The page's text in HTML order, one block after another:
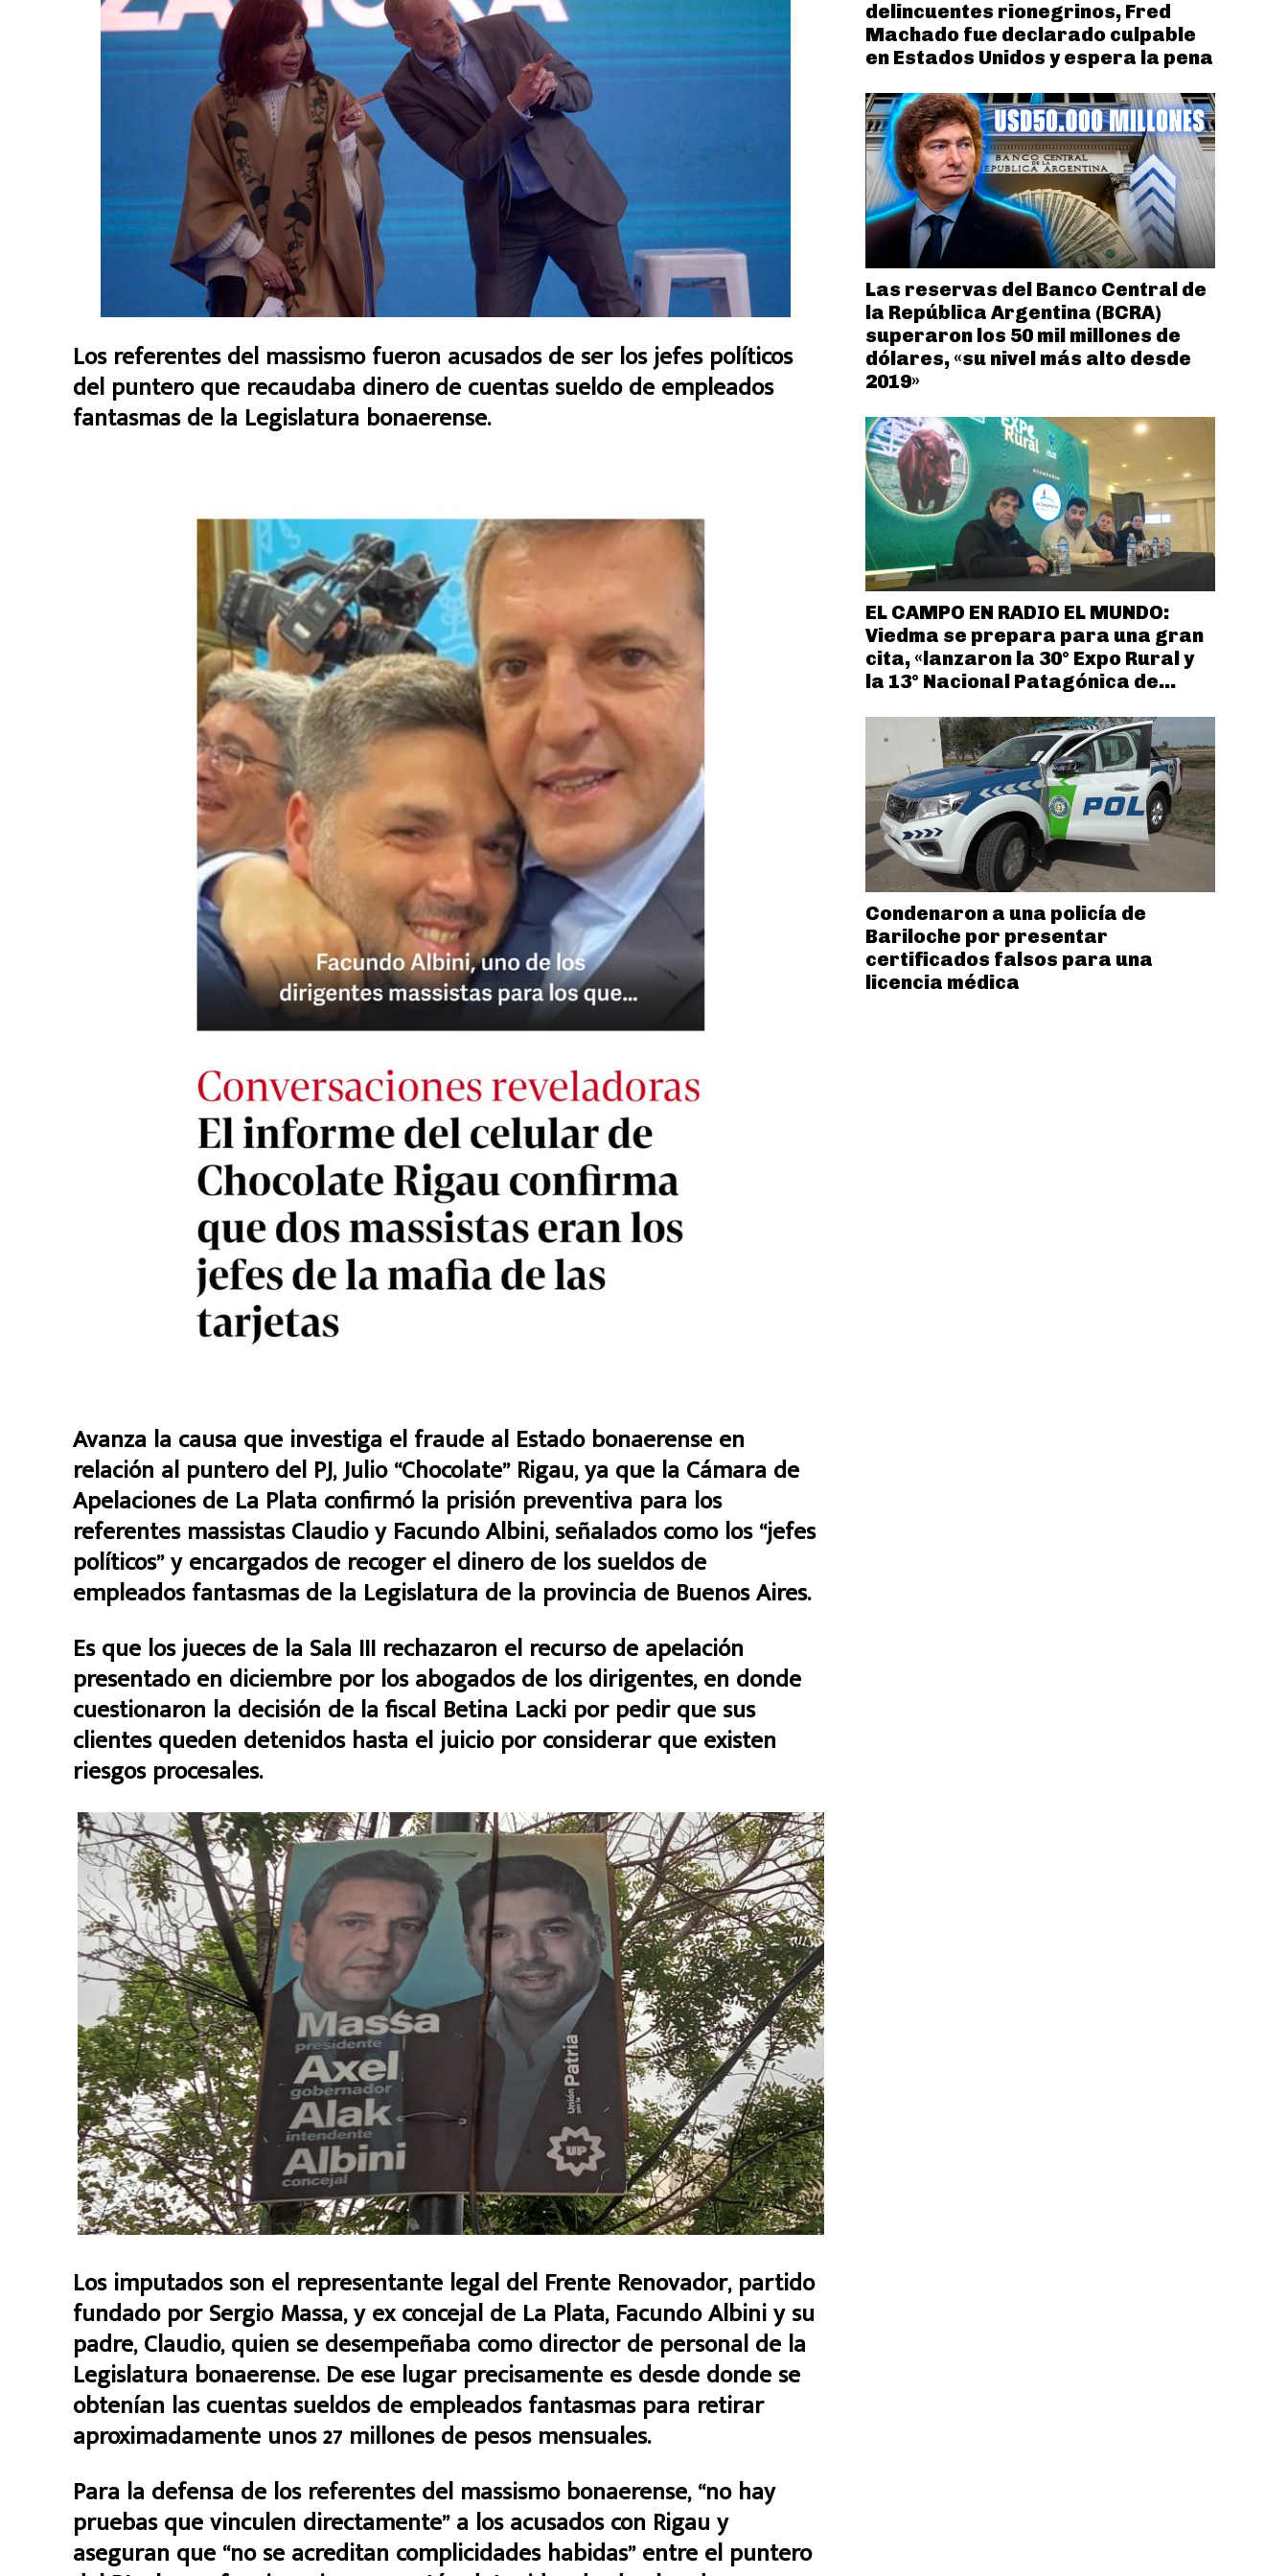
Los referentes del massismo fueron acusados de ser los jefes políticos
del puntero que recaudaba dinero de cuentas sueldo de empleados
fantasmas de la Legislatura bonaerense.
Avanza la causa que investiga el fraude al Estado bonaerense en
relación al puntero del PJ, Julio “Chocolate” Rigau, ya que la Cámara de
Apelaciones de La Plata confirmó la prisión preventiva para los
referentes massistas Claudio y Facundo Albini, señalados como los “jefes
políticos” y encargados de recoger el dinero de los sueldos de
empleados fantasmas de la Legislatura de la provincia de Buenos Aires.
Es que los jueces de la Sala III rechazaron el recurso de apelación
presentado en diciembre por los abogados de los dirigentes, en donde
cuestionaron la decisión de la fiscal Betina Lacki por pedir que sus
clientes queden detenidos hasta el juicio por considerar que existen
riesgos procesales.
Los imputados son el representante legal del Frente Renovador, partido
fundado por Sergio Massa, y ex concejal de La Plata, Facundo Albini y su
padre, Claudio, quien se desempeñaba como director de personal de la
Legislatura bonaerense. De ese lugar precisamente es desde donde se
obtenían las cuentas sueldos de empleados fantasmas para retirar
aproximadamente unos 27 millones de pesos mensuales.
Para la defensa de los referentes del massismo bonaerense, “no hay
pruebas que vinculen directamente” a los acusados con Rigau y
aseguran que “no se acreditan complicidades habidas” entre el puntero
delincuentes rionegrinos, Fred
Machado fue declarado culpable
en Estados Unidos y espera la pena
Las reservas del Banco Central de
la República Argentina (BCRA)
superaron los 50 mil millones de
dólares, «su nivel más alto desde
2019»
EL CAMPO EN RADIO EL MUNDO:
Viedma se prepara para una gran
cita, «lanzaron la 30° Expo Rural y
la 13° Nacional Patagónica de...
Condenaron a una policía de
Bariloche por presentar
certificados falsos para una
licencia médica